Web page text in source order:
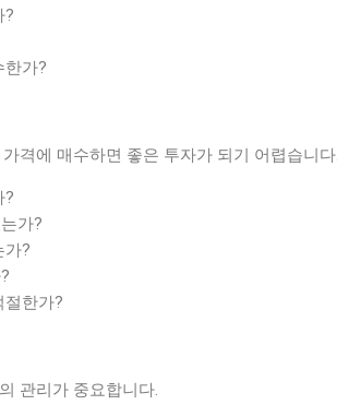
?
한가?
격에 매수하면 좋은 투자가 되기 어렵습니다.
?
가?
가?
절한가?
관리가 중요합니다.